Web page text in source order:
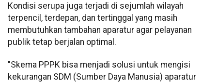
Kondisi serupa juga terjadi di sejumlah wilayah
terpencil, terdepan, dan tertinggal yang masih
membutuhkan tambahan aparatur agar pelayanan
publik tetap berjalan optimal.
"Skema PPPK bisa menjadi solusi untuk mengisi
kekurangan SDM (Sumber Daya Manusia) aparatur